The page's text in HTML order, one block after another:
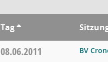
Tag
08.06.2011 BV